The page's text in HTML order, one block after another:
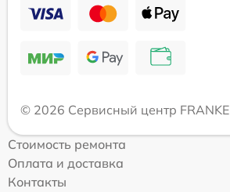
© 2026 Сервисный центр FRANKE
Стоимость ремонта
Оплата и доставка
Контакты